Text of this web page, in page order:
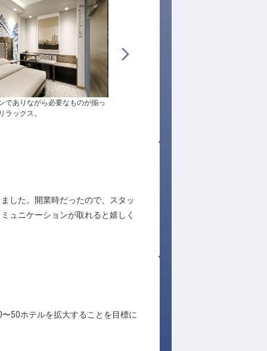
でありながら必要なものが揃っ
ラックス。
した。開業時だったので、スタッ
ュニケーションが取れると嬉しく
50ホテルを拡大することを目標に